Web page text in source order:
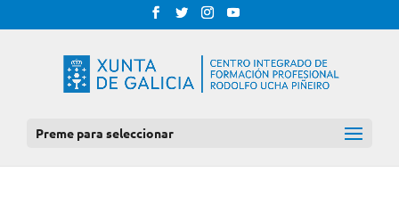
Preme para seleccionar